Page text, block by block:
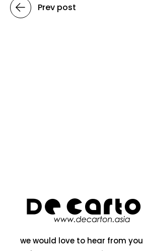
Prev post
we would love to hear from you